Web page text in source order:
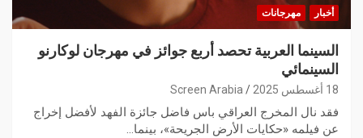
أخبار مهرجانات
السينما العربية تحصد أربع جوائز في مهرجان لوكارنو
السينمائي
18 أغسطس 2025 Screen Arabia
فقد نال المخرج العراقي باس فاضل جائزة الفهد لأفضل إخراج
عن فيلمه «حكايات الأرض الجريحة»، بينما…